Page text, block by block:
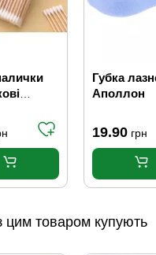
Губка
Аполлон
19.90 грн
цим товаром купують